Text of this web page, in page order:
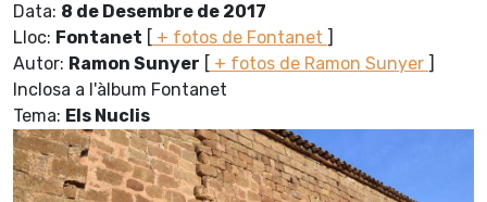
Data: 8 de Desembre de 2017
Lloc: Fontanet [ + fotos de Fontanet ]
Autor: Ramon Sunyer [ + fotos de Ramon Sunyer ]
Inclosa a l'àlbum Fontanet
Tema: Els Nuclis